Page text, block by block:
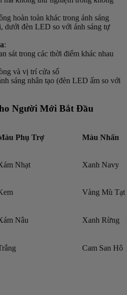
hoàn toàn khác trong ánh sáng
dưới đèn LED so với ánh sáng tự
:
sát trong các thời điểm khác nhau
và vị trí cửa sổ
sáng nhân tạo (đèn LED ấm so với
Người Mới Bắt Đầu
Phụ Trợ Màu Nhấn
Nhạt Xanh Navy
Vàng Mù Tạt
Nâu Xanh Rừng
Cam San Hô